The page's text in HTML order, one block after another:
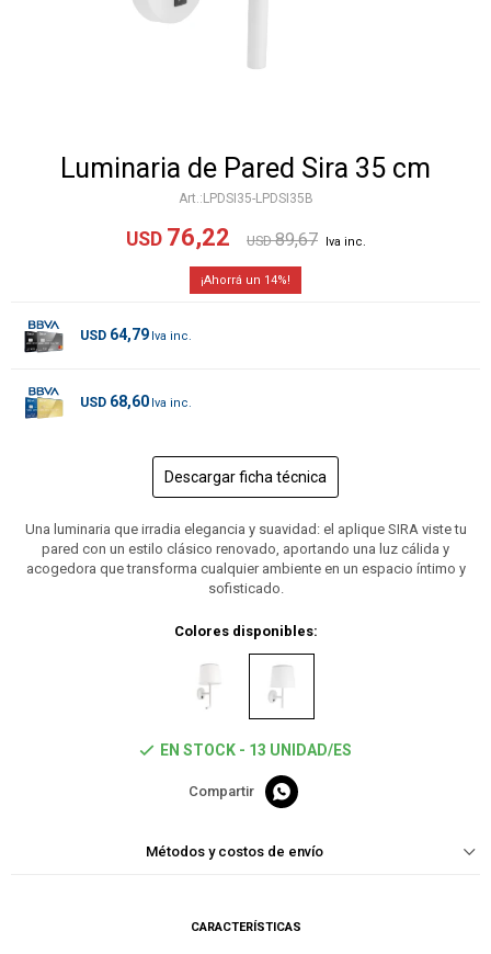
Luminaria de Pared Sira 35 cm
LPDSI35-LPDSI35B
USD 76,22 USD 89,67
14
USD 64,79
USD 68,60
Descargar ficha técnica
Una luminaria que irradia elegancia y suavidad: el aplique SIRA viste tu
pared con un estilo clásico renovado, aportando una luz cálida y
acogedora que transforma cualquier ambiente en un espacio íntimo y
sofisticado.
Colores disponibles:
EN STOCK - 13 UNIDAD/ES

Métodos y costos de envío
CARACTERÍSTICAS